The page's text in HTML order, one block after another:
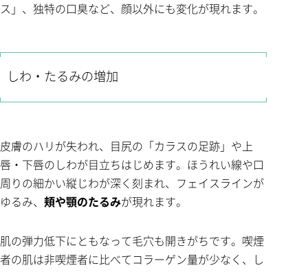
ス」、独特の口臭など、顔以外にも変化が現れます。
しわ・たるみの増加
皮膚のハリが失われ、目尻の「カラスの足跡」や上
唇・下唇のしわが目立ちはじめます。ほうれい線や口
周りの細かい縦じわが深く刻まれ、フェイスラインが
ゆるみ、 頬や顎のたるみが現れます。
肌の弾力低下にともなって毛穴も開きがちです。喫煙
者の肌は非喫煙者に比べてコラーゲン量が少なく、し